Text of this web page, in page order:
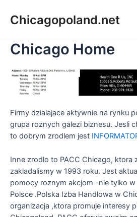
Chicagopoland.net
Chicago Home
Firmy dzialajace aktywnie na rynku
grupa roznych galezi biznesu. Jesli
to dobrym zrodlem jest
Inne zrodlo to PACC Chicago, ktora
zakladalismy w 1993 roku. Jest
pomocy roznym akcjom -nie tylko
Polsce .Polska Izba Handlowa w
organizacja ,ktora promuje interesy